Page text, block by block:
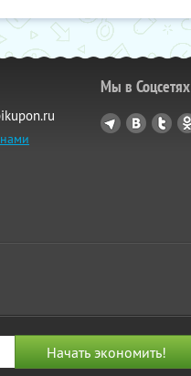
Мы в Соцсетях